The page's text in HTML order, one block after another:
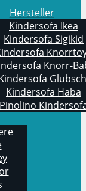
Hersteller
Kindersofa Ikea
Kindersofa Sigikid
Knorr-
Kindersofa Haba
Pinolino